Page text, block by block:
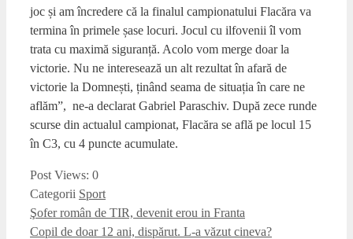
joc și am încredere că la finalul campionatului Flacăra va
termina în primele șase locuri. Jocul cu ilfovenii îl vom
trata cu maximă siguranță. Acolo vom merge doar la
victorie. Nu ne interesează un alt rezultat în afară de
victorie la Domnești, ținând seama de situația în care ne
aflăm”, ne-a declarat Gabriel Paraschiv. După zece runde
scurse din actualul campionat, Flacăra se află pe locul 15
în C3, cu 4 puncte acumulate.
Post Views: 0
Categorii Sport
Şofer român de TIR, devenit erou in Franta
Copil de doar 12 ani, dispărut. L-a văzut cineva?